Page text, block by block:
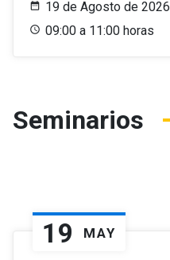
19 de Agosto de 2026
09:00 a 11:00 horas
Seminarios
19 MAY